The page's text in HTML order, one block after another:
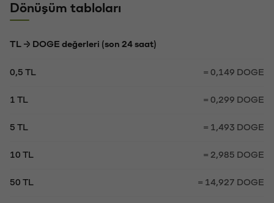
Dönüşüm tabloları
TL → DOGE değerleri (son 24 saat)
0,5 TL = 0,149 DOGE
1 TL = 0,299 DOGE
5 TL = 1,493 DOGE
10 TL = 2,985 DOGE
50 TL = 14,927 DOGE